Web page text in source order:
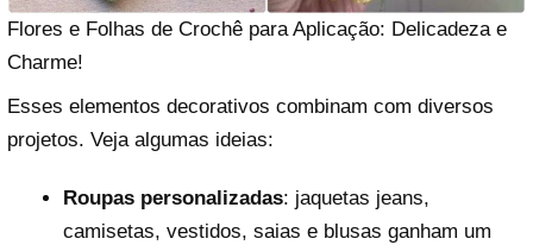
Flores e Folhas de Crochê para Aplicação: Delicadeza e
Charme!
Esses elementos decorativos combinam com diversos
projetos. Veja algumas ideias:
Roupas personalizadas: jaquetas jeans,
camisetas, vestidos, saias e blusas ganham um